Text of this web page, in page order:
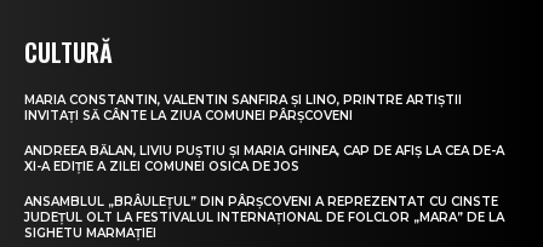
CULTURĂ
MARIA CONSTANTIN, VALENTIN SANFIRA ȘI LINO, PRINTRE ARTIȘTII
INVITAȚI SĂ CÂNTE LA ZIUA COMUNEI PÂRȘCOVENI
ANDREEA BĂLAN, LIVIU PUȘTIU ȘI MARIA GHINEA, CAP DE AFIȘ LA CEA DE-A
XI-A EDIȚIE A ZILEI COMUNEI OSICA DE JOS
ANSAMBLUL „BRÂULEȚUL” DIN PÂRȘCOVENI A REPREZENTAT CU CINSTE
JUDEȚUL OLT LA FESTIVALUL INTERNAȚIONAL DE FOLCLOR „MARA” DE LA
SIGHETU MARMAȚIEI